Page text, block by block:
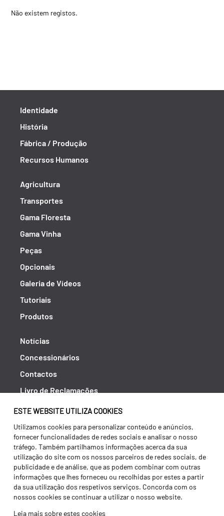
ESTE WEBSITE UTILIZA COOKIES
Utilizamos cookies para personalizar conteúdo e anúncios,
fornecer funcionalidades de redes sociais e analisar o nosso
tráfego. Também partilhamos informações acerca da sua
utilização do site com os nossos parceiros de redes sociais, de
publicidade e de análise, que as podem combinar com outras
informações que lhes forneceu ou recolhidas por estes a partir
da sua utilização dos respetivos serviços. Concorda com os
nossos cookies se continuar a utilizar o nosso website.
Leia mais sobre estes cookies
Não existem registos.
Identidade
História
Fábrica / Produção
Recursos Humanos
Agricultura
Transportes
Gama Floresta
Gama Vinha
Peças
Opcionais
Galeria de Vídeos
Tutoriais
Produtos
Notícias
Concessionários
Contactos
Livro de Reclamações
Política de Privacidade
Canal de Denúncias (RGPC)
Termos e condições